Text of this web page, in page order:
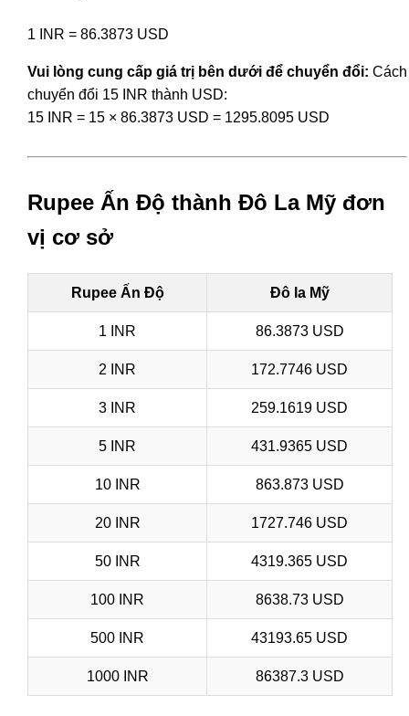
1 INR = 86.3873 USD
Vui lòng cung cấp giá trị bên dưới để chuyển đổi: Cách
chuyển đổi 15 INR thành USD:
15 INR = 15 × 86.3873 USD = 1295.8095 USD
Rupee Ấn Độ thành Đô La Mỹ đơn
vị cơ sở
Rupee Ấn Độ Đô la Mỹ
1 INR 86.3873 USD
2 INR 172.7746 USD
3 INR 259.1619 USD
5 INR 431.9365 USD
10 INR 863.873 USD
20 INR 1727.746 USD
50 INR 4319.365 USD
100 INR 8638.73 USD
500 INR 43193.65 USD
1000 INR 86387.3 USD